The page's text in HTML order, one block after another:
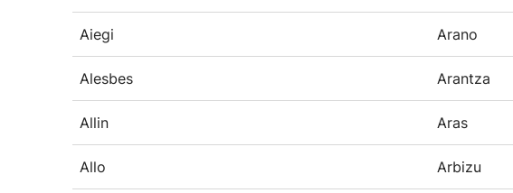
Aiegi Arano
Alesbes Arantza
Allin Aras
Allo Arbizu